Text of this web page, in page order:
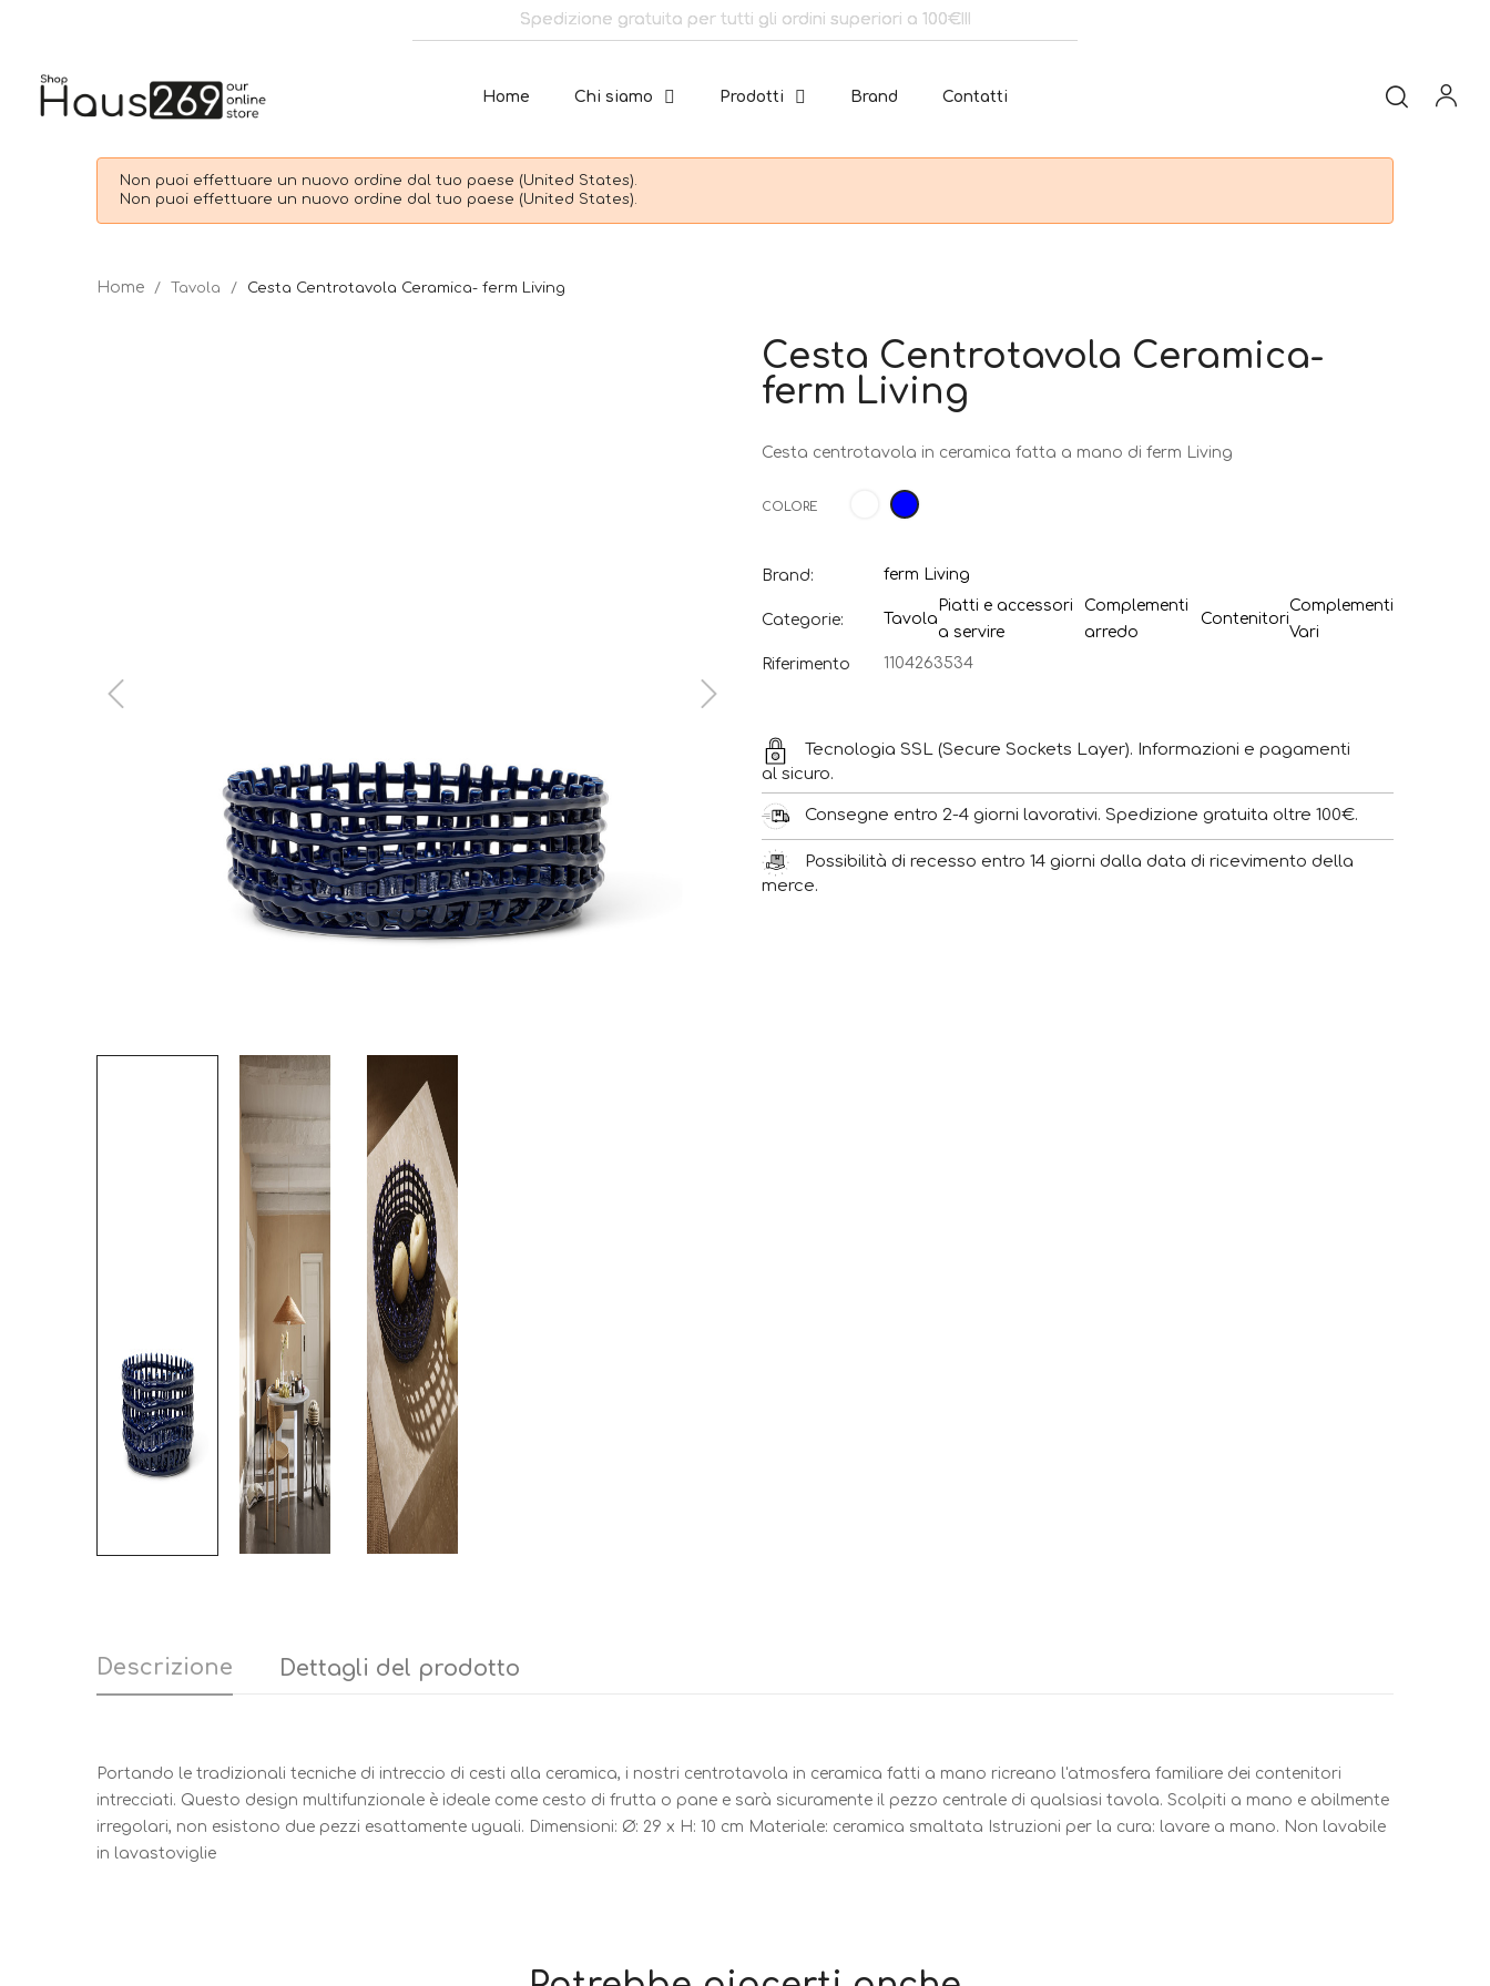
Spedizione gratuita per tutti gli ordini superiori a 100€!!!
Home Chi siamo Prodotti Brand Contatti
Non puoi effettuare un nuovo ordine dal tuo paese (United States).
Non puoi effettuare un nuovo ordine dal tuo paese (United States).
Tavola Cesta Centrotavola Ceramica- ferm Living
Cesta Centrotavola Ceramica-
ferm Living
Cesta centrotavola in ceramica fatta a mano di ferm Living
COLORE BiancoBlu
Brand: ferm Living
Categorie: Tavola
Piatti e accessori
a servire
Complementi
arredo
Contenitori
Complementi
Vari
Riferimento
1104263534
Tecnologia SSL (Secure Sockets Layer). Informazioni e pagamenti
al sicuro.
Consegne entro 2-4 giorni lavorativi. Spedizione gratuita oltre 100€.
Possibilità di recesso entro 14 giorni dalla data di ricevimento della
merce.
Descrizione Dettagli del prodotto
Portando le tradizionali tecniche di intreccio di cesti alla ceramica, i nostri centrotavola in ceramica fatti a mano ricreano l'atmosfera familiare dei contenitori
intrecciati. Questo design multifunzionale è ideale come cesto di frutta o pane e sarà sicuramente il pezzo centrale di qualsiasi tavola. Scolpiti a mano e abilmente
irregolari, non esistono due pezzi esattamente uguali. Dimensioni: Ø: 29 x H: 10 cm Materiale: ceramica smaltata Istruzioni per la cura: lavare a mano. Non lavabile
in lavastoviglie